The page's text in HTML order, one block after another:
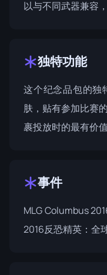
以与不同武器兼容
独特功能
这个纪念品包的独
肤，贴有参加比赛
裹投放时的最有价值
事件
MLG Columbus
2016反恐精英：全